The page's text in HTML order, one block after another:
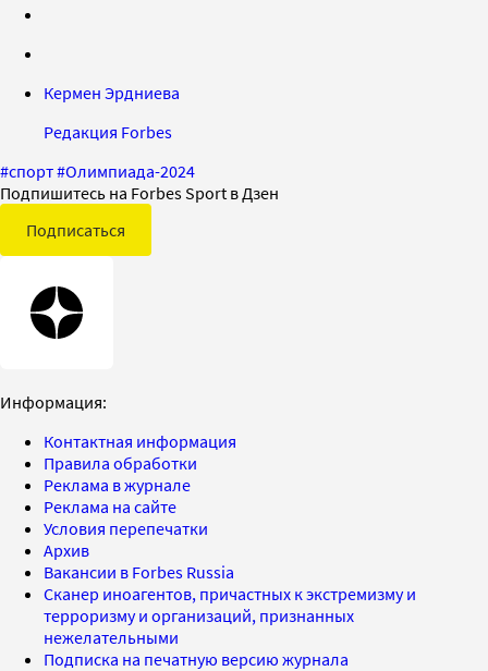
Кермен Эрдниева
Редакция Forbes
#спорт#Олимпиада-2024
Подпишитесь на Forbes Sport в Дзен
Подписаться
Информация:
Контактная информация
Правила обработки
Реклама в журнале
Реклама на сайте
Условия перепечатки
Архив
Вакансии в Forbes Russia
Сканер иноагентов, причастных к экстремизму и
терроризму и организаций, признанных
нежелательными
Подписка на печатную версию журнала